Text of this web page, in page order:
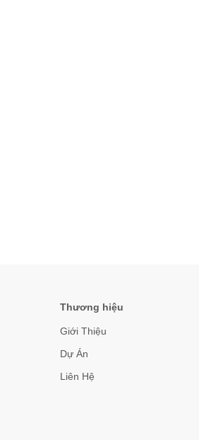
Thương hiệu
Giới Thiệu
Dự Án
Liên Hệ